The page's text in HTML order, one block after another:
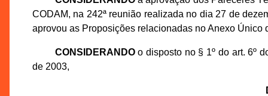
CODAM, na 242ª reunião realizada no dia 27 de
aprovou as Proposições relacionadas no Anexo Único
CONSIDERANDOo disposto no § 1º do art. 6º
de 2003,